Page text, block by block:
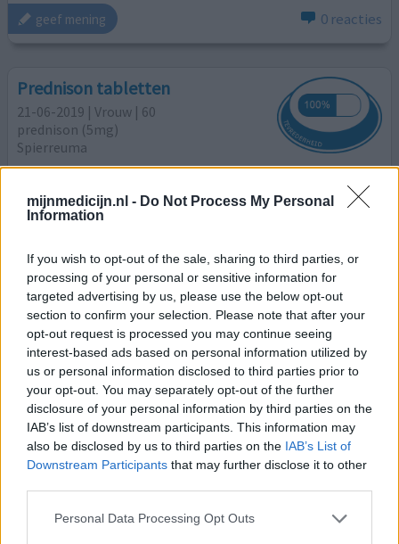
mijnmedicijn.nl - Do Not Process My Personal
Information
If you wish to opt-out of the sale, sharing to third parties, or
processing of your personal or sensitive information for
targeted advertising by us, please use the below opt-out
section to confirm your selection. Please note that after your
opt-out request is processed you may continue seeing
interest-based ads based on personal information utilized by
us or personal information disclosed to third parties prior to
your opt-out. You may separately opt-out of the further
disclosure of your personal information by third parties on the
IAB’s list of downstream participants. This information may
also be disclosed by us to third parties on the IAB’s List of
Downstream Participants that may further disclose it to other
Personal Data Processing Opt Outs
geef mening 0 reacties
Prednison tabletten
21-06-2019 | Vrouw | 60
prednison (5mg)
Spierreuma
Hoeveelheid bijwerkingen
bank lag omdat ik me een wrak voelde, nu met de
prednison weer bijna de oude. Bijwerkingen vallen reuze
mee. Ik gebruik 3 x daags 5 mg. Vermoeidheid en beetje
dikker geworden wat niet opweegt tegen een tevreden
resultaat. En om half 6 s'morgens klaar wakker. Maar dat
vind ik niet erg want ik val s'avonds meteen in [lees
meer...]
geef mening 0 reacties
Prednison tabletten
26-04-2019 | Man | 48